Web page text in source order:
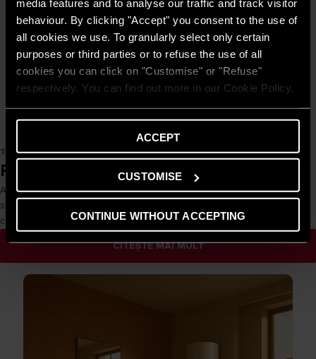
media features and to analyse our traffic and track visitor
behaviour. By clicking "Accept" you consent to the use of
all cookies we use. To granularly select only certain
purposes or third parties or to refuse the use of all
cookies you can click on "Customise" or "Refuse"
respectively. You can find out more in our Cookie Policy.
ACCEPT
CUSTOMISE
CONTINUE WITHOUT ACCEPTING
GHID DE ECONOMISIRE
Ce este eficienţa energetică şi cum o
putem realiza în locuinţele noastre?
CITEȘTE MAI MULT
THE COMFORT WAY
Reglementări și stimulente
Articole informative despre legi și reglementări privind instalațiile și
sistemele, precum și accesul la facilități fiscale. Ajută la navigarea
celor mai importante reguli tehnice și aspecte birocratice.
CITEȘTE MAI MULT